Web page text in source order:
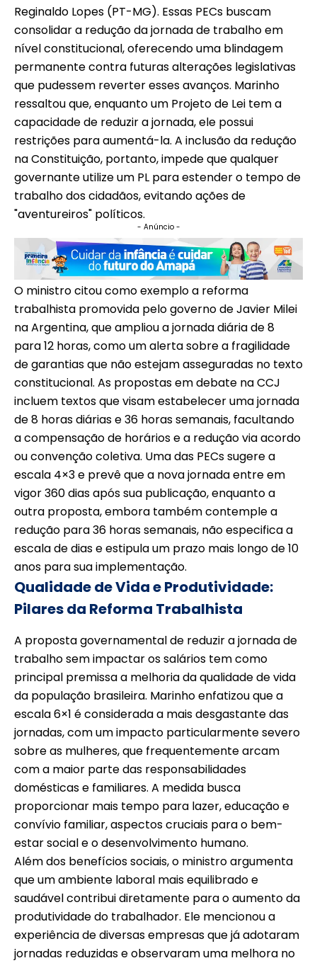
Reginaldo Lopes (PT-MG). Essas PECs buscam
consolidar a redução da jornada de trabalho em
nível constitucional, oferecendo uma blindagem
permanente contra futuras alterações legislativas
que pudessem reverter esses avanços. Marinho
ressaltou que, enquanto um Projeto de Lei tem a
capacidade de reduzir a jornada, ele possui
restrições para aumentá-la. A inclusão da redução
na Constituição, portanto, impede que qualquer
governante utilize um PL para estender o tempo de
trabalho dos cidadãos, evitando ações de
"aventureiros" políticos.
- Anúncio -
O ministro citou como exemplo a reforma
trabalhista promovida pelo governo de Javier Milei
na Argentina, que ampliou a jornada diária de 8
para 12 horas, como um alerta sobre a fragilidade
de garantias que não estejam asseguradas no texto
constitucional. As propostas em debate na CCJ
incluem textos que visam estabelecer uma jornada
de 8 horas diárias e 36 horas semanais, facultando
a compensação de horários e a redução via acordo
ou convenção coletiva. Uma das PECs sugere a
escala 4×3 e prevê que a nova jornada entre em
vigor 360 dias após sua publicação, enquanto a
outra proposta, embora também contemple a
redução para 36 horas semanais, não especifica a
escala de dias e estipula um prazo mais longo de 10
anos para sua implementação.
Qualidade de Vida e Produtividade:
Pilares da Reforma Trabalhista
A proposta governamental de reduzir a jornada de
trabalho sem impactar os salários tem como
principal premissa a melhoria da qualidade de vida
da população brasileira. Marinho enfatizou que a
escala 6×1 é considerada a mais desgastante das
jornadas, com um impacto particularmente severo
sobre as mulheres, que frequentemente arcam
com a maior parte das responsabilidades
domésticas e familiares. A medida busca
proporcionar mais tempo para lazer, educação e
convívio familiar, aspectos cruciais para o bem-
estar social e o desenvolvimento humano.
Além dos benefícios sociais, o ministro argumenta
que um ambiente laboral mais equilibrado e
saudável contribui diretamente para o aumento da
produtividade do trabalhador. Ele mencionou a
experiência de diversas empresas que já adotaram
jornadas reduzidas e observaram uma melhora no